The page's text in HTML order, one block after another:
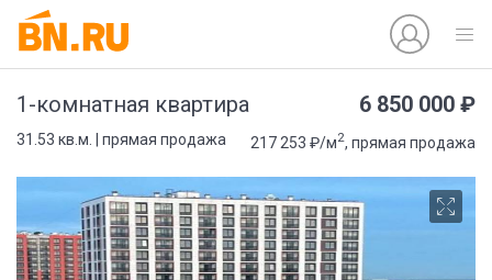
1-комнатная квартира 6 850 000 ₽
31.53 кв.м. | прямая продажа 217 253 ₽/м2, прямая продажа